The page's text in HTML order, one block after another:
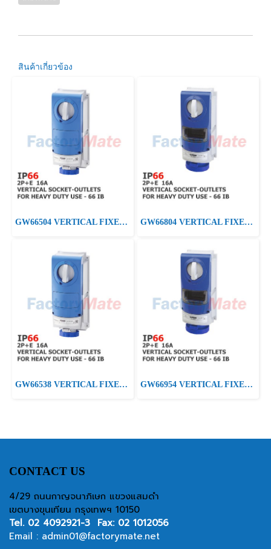
สินค้าเกี่ยวข้อง
GW66504 VERTICAL FIXED INTERLOCKED SOCKET OUTLET - WITH BOTTOM - WITHOUT FUSE-HOLDER BASE - FOR HEAVY-DUTY USE - 2P+E 16A 200 - 250V - 50/60HZ 6H - IP66 GW66804 VERTICAL FIXED INTERLOCKED SOCKET OUTLET - WITHOUT BOTTOM - FOR HEAVY-DUTY USE - WITH FUSE-HOLDER BASE - 2P+E 16A 200-250V-50/60HZ 6H - IP66
GW66538 VERTICAL FIXED INTERLOCKED SOCKET OUTLET - WITHOUT BOTTOM - WITHOUT FUSE-HOLDER BASE - FOR HEAVY-DUTY USE - 2P+E 16A 200 - 250V - 50/60HZ 6H - IP66 GW66954 VERTICAL FIXED INTERLOCKED SOCKET OUTLET - WITH BOTTOM - WITH FUSE-HOLDER BASE - 2P+E 16A 200-250V-50/60HZ 6H - IP66
CONTACT US
4/29 ถนนกาญจนาภิเษก แขวงแสมดำ
เขตบางขุนเทียน กรุงเทพฯ 10150
Tel. 02 4092921-3 Fax: 02 1012056
Email : admin01@factorymate.net